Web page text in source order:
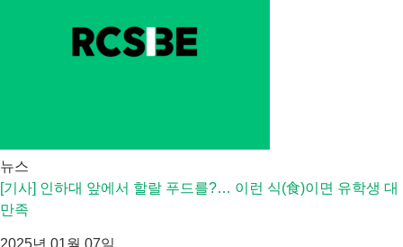
뉴스
[기사] 인하대 앞에서 할랄 푸드를?… 이런 식(食)이면 유학생 대
만족